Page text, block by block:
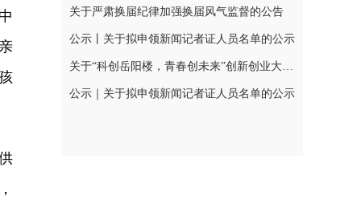
关于严肃换届纪律加强换届风气监督的公告
公示丨关于拟申领新闻记者证人员名单的公示
关于“科创岳阳楼，青春创未来”创新创业大赛网评结果公示及现场初赛有关事项的通知
公示｜关于拟申领新闻记者证人员名单的公示